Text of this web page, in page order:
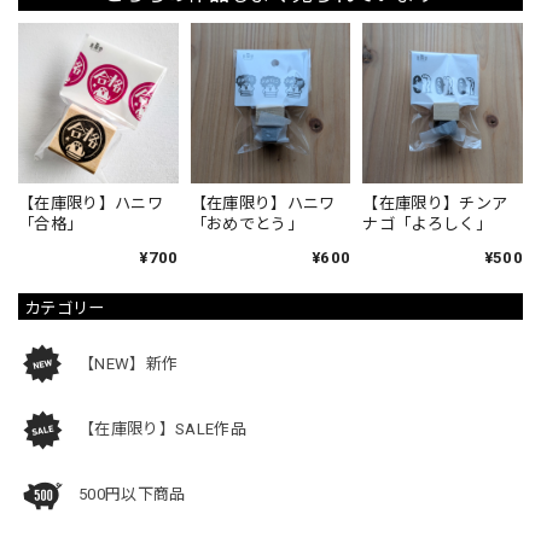
カテゴリー
【NEW】新作
【在庫限り】SALE作品
500円以下商品
【在庫限り】ハニワ
「合格」
¥700
【在庫限り】ハニワ
「おめでとう」
¥600
【在庫限り】チンア
ナゴ「よろしく」
¥500